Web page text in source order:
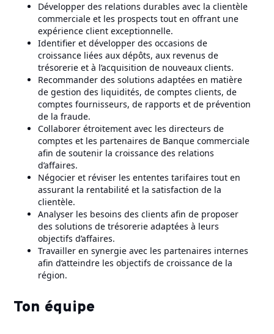
Développer des relations durables avec la clientèle
commerciale et les prospects tout en offrant une
expérience client exceptionnelle.
Identifier et développer des occasions de
croissance liées aux dépôts, aux revenus de
trésorerie et à l’acquisition de nouveaux clients.
Recommander des solutions adaptées en matière
de gestion des liquidités, de comptes clients, de
comptes fournisseurs, de rapports et de prévention
de la fraude.
Collaborer étroitement avec les directeurs de
comptes et les partenaires de Banque commerciale
afin de soutenir la croissance des relations
d’affaires.
Négocier et réviser les ententes tarifaires tout en
assurant la rentabilité et la satisfaction de la
clientèle.
Analyser les besoins des clients afin de proposer
des solutions de trésorerie adaptées à leurs
objectifs d’affaires.
Travailler en synergie avec les partenaires internes
afin d’atteindre les objectifs de croissance de la
région.
Ton équipe